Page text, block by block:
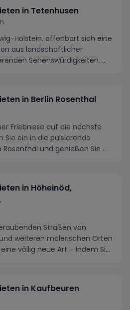
in Tetenhusen
Holstein, offenbart sich eine
aus landschaftlicher
Sehenswürdigkeiten. ...
in Berlin Rosenthal
Erlebnisse auf die nächste
Sie ein in die pulsierende
und genießen Sie ...
in Höheinöd,
Straßen von
weiteren malerischen Orten
völlig neue Art – indem Si...
in Kaufbeuren